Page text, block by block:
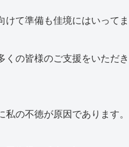
けて準備も佳境にはいってま
くの皆様のご支援をいただ
私の不徳が原因であります。